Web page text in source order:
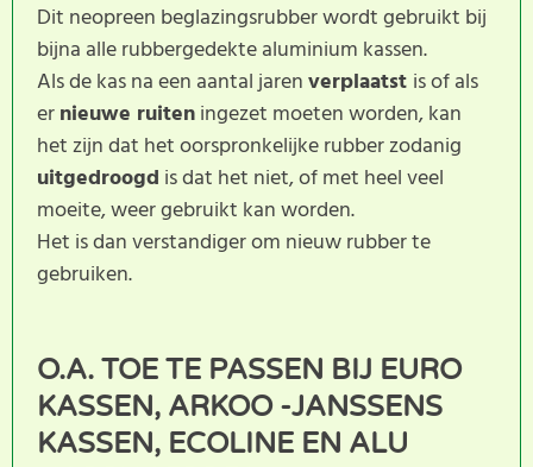
Dit neopreen beglazingsrubber wordt gebruikt bij
bijna alle rubbergedekte aluminium kassen.
Als de kas na een aantal jarenverplaatst is of als
ernieuwe ruiteningezet moeten worden, kan
het zijn dat het oorspronkelijke rubber zodanig
uitgedroogd is dat het niet, of met heel veel
moeite, weer gebruikt kan worden.
Het is dan verstandiger om nieuw rubber te
gebruiken.
O.A. TOE TE PASSEN BIJ EURO
KASSEN, ARKOO-JANSSENS
KASSEN, ECOLINE EN ALU